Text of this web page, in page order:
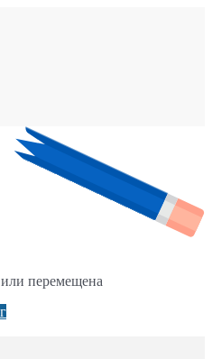
перемещена